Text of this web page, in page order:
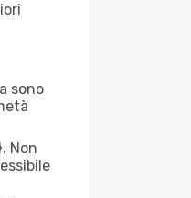
sono
Non